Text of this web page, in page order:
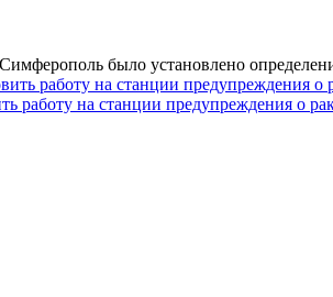
было установлено
работу на станции предупреждения о